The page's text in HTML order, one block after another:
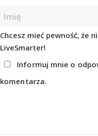
Chcesz mieć pewność, że
LiveSmarter!
Informuj mnie o
komentarza.